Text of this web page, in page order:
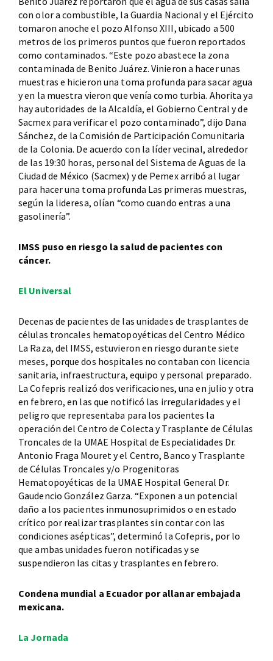
con olor a combustible, la Guardia Nacional y el Ejército
tomaron anoche el pozo Alfonso XIII, ubicado a 500
metros de los primeros puntos que fueron reportados
como contaminados. “Este pozo abastece la zona
contaminada de Benito Juárez. Vinieron a hacer unas
muestras e hicieron una toma profunda para sacar agua
y en la muestra vieron que venía como turbia. Ahorita ya
hay autoridades de la Alcaldía, el Gobierno Central y de
Sacmex para verificar el pozo contaminado”, dijo Dana
Sánchez, de la Comisión de Participación Comunitaria
de la Colonia. De acuerdo con la líder vecinal, alrededor
de las 19:30 horas, personal del Sistema de Aguas de la
Ciudad de México (Sacmex) y de Pemex arribó al lugar
para hacer una toma profunda Las primeras muestras,
según la lideresa, olían “como cuando entras a una
gasolinería”.
IMSS puso en riesgo la salud de pacientes con
cáncer.
El Universal
Decenas de pacientes de las unidades de trasplantes de
células troncales hematopoyéticas del Centro Médico
La Raza, del IMSS, estuvieron en riesgo durante siete
meses, porque dos hospitales no contaban con licencia
sanitaria, infraestructura, equipo y personal preparado.
La Cofepris realizó dos verificaciones, una en julio y otra
en febrero, en las que notificó las irregularidades y el
peligro que representaba para los pacientes la
operación del Centro de Colecta y Trasplante de Células
Troncales de la UMAE Hospital de Especialidades Dr.
Antonio Fraga Mouret y el Centro, Banco y Trasplante
de Células Troncales y/o Progenitoras
Hematopoyéticas de la UMAE Hospital General Dr.
Gaudencio González Garza. “Exponen a un potencial
daño a los pacientes inmunosuprimidos o en estado
crítico por realizar trasplantes sin contar con las
condiciones asépticas”, determinó la Cofepris, por lo
que ambas unidades fueron notificadas y se
suspendieron las citas y trasplantes en febrero.
Condena mundial a Ecuador por allanar embajada
mexicana.
La Jornada